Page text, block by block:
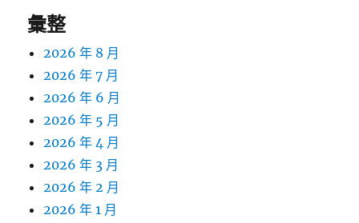
彙整
2026 年 8 月
2026 年 7 月
2026 年 6 月
2026 年 5 月
2026 年 4 月
2026 年 3 月
2026 年 2 月
2026 年 1 月